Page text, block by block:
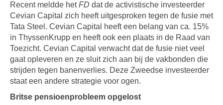
Recent meldde hetFD dat de activistische investeerder
Cevian Capital zich heeft uitgesproken tegen de fusie met
Tata Steel. Cevian Capital heeft een belang van ca. 15%
in ThyssenKrupp en heeft ook een plaats in de Raad van
Toezicht. Cevian Capital verwacht dat de fusie niet veel
gaat opleveren en ze sluit zich aan bij de vakbonden die
strijden tegen banenverlies. Deze Zweedse investeerder
staat een andere strategie voor ogen.
Britse pensioenprobleem opgelost